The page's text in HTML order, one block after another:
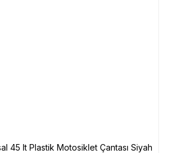
45 lt Plastik Motosiklet Çantası Siyah